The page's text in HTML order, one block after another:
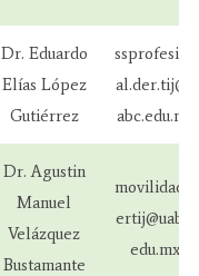
Dr. Eduardo
Elías López
Gutiérrez
ssprofesion
al.der.tij@u
abc.edu.mx
Dr. Agustin
Manuel
Velázquez
Bustamante
movilidad.d
ertij@uabc.
edu.mx